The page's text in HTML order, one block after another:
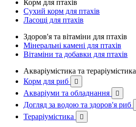
Корм для птахів
Сухий корм для птахів
Ласощі для птахів
Здоров'я та вітаміни для птахів
Мінеральні камені для птахів
Вітаміни та добавки для птахів
Акваріумістика та тераріумістика
Корм для риб

Акваріуми та обладнання 
Догляд за водою та здоров'я риб
Тераріумістика 